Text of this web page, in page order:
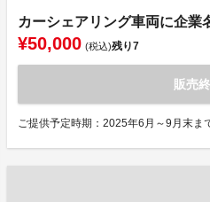
カーシェアリング車両に企業
¥50,000 (税込)残り7
販売
ご提供予定時期：2025年6月～9月末ま